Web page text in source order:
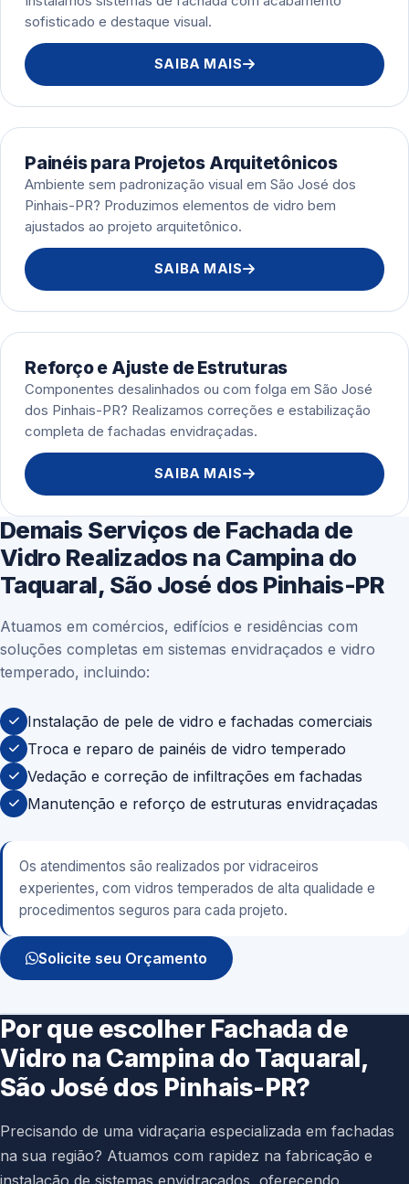
sofisticado e destaque visual.
SAIBA MAIS
Painéis para Projetos Arquitetônicos
Ambiente sem padronização visual em São José dos
Pinhais-PR? Produzimos elementos de vidro bem
ajustados ao projeto arquitetônico.
SAIBA MAIS
Reforço e Ajuste de Estruturas
Componentes desalinhados ou com folga em São José
dos Pinhais-PR? Realizamos correções e estabilização
completa de fachadas envidraçadas.
SAIBA MAIS
Demais Serviços de Fachada de
Vidro Realizados na Campina do
Taquaral, São José dos Pinhais-PR
Atuamos em comércios, edifícios e residências com
soluções completas em sistemas envidraçados e vidro
temperado, incluindo:
Instalação de pele de vidro e fachadas comerciais
Troca e reparo de painéis de vidro temperado
Vedação e correção de infiltrações em fachadas
Manutenção e reforço de estruturas envidraçadas
Os atendimentos são realizados por vidraceiros
experientes, com vidros temperados de alta qualidade e
procedimentos seguros para cada projeto.
Solicite seu Orçamento
Por que escolher Fachada de
Vidro na Campina do Taquaral,
São José dos Pinhais-PR?
Precisando de uma vidraçaria especializada em fachadas
na sua região? Atuamos com rapidez na fabricação e
instalação de sistemas envidraçados, oferecendo